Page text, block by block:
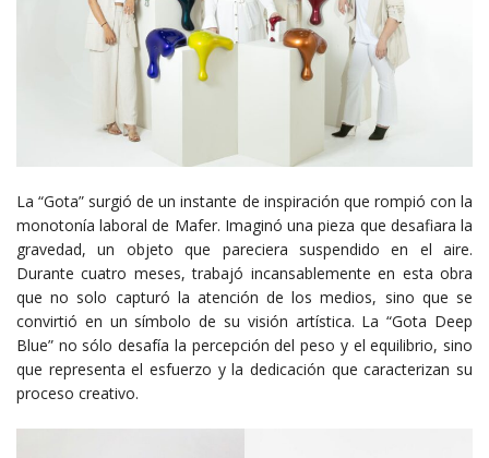
La “Gota” surgió de un instante de inspiración que rompió con la
monotonía laboral de Mafer. Imaginó una pieza que desafiara la
gravedad, un objeto que pareciera suspendido en el aire.
Durante cuatro meses, trabajó incansablemente en esta obra
que no solo capturó la atención de los medios, sino que se
convirtió en un símbolo de su visión artística. La “Gota Deep
Blue” no sólo desafía la percepción del peso y el equilibrio, sino
que representa el esfuerzo y la dedicación que caracterizan su
proceso creativo.